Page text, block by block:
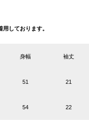
しております。
身幅 袖丈
51 21
54 22